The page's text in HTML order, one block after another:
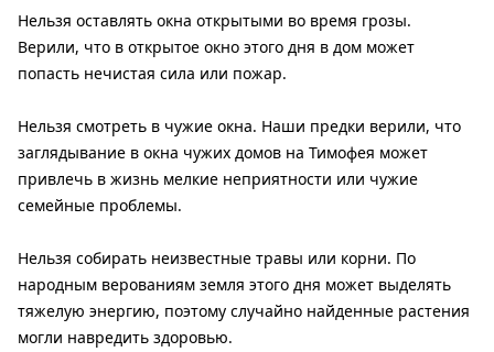
Нельзя оставлять окна открытыми во время грозы.
Верили, что в открытое окно этого дня в дом может
попасть нечистая сила или пожар.
Нельзя смотреть в чужие окна. Наши предки верили, что
заглядывание в окна чужих домов на Тимофея может
привлечь в жизнь мелкие неприятности или чужие
семейные проблемы.
Нельзя собирать неизвестные травы или корни. По
народным верованиям земля этого дня может выделять
тяжелую энергию, поэтому случайно найденные растения
могли навредить здоровью.